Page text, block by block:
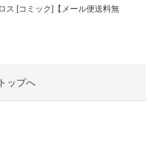
ス [コミック]【メール便送料無
ップへ